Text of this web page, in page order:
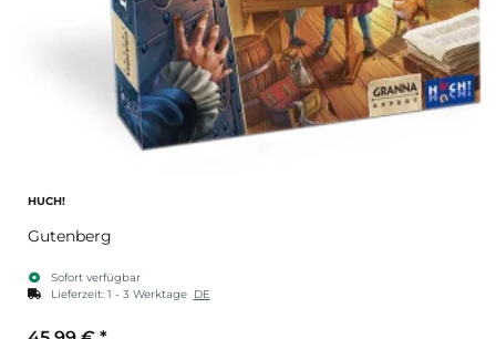
HUCH!
Gutenberg
Sofort verfügbar
Lieferzeit: 1 - 3 Werktage DE